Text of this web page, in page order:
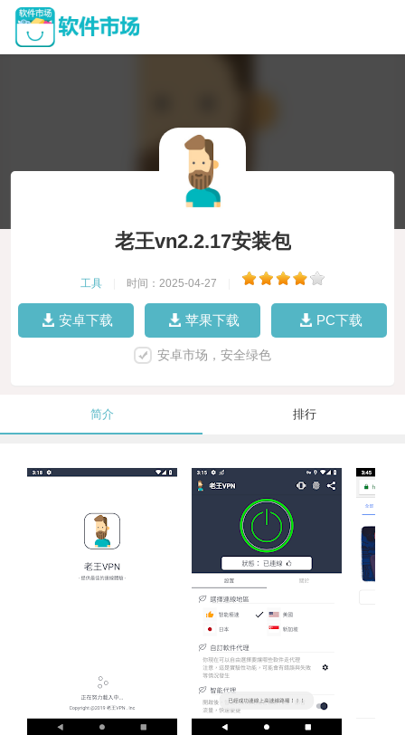
老王vn2.2.17安装包
工具 时间：2025-04-27
安卓下载 苹果下载 PC下载
安卓市场，安全绿色
简介 排行